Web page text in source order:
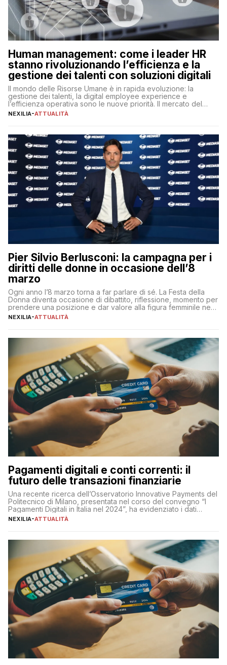
Human management: come i leader HR
stanno rivoluzionando l’efficienza e la
gestione dei talenti con soluzioni digitali
Il mondo delle Risorse Umane è in rapida evoluzione: la
gestione dei talenti, la digital employee experience e
l’efficienza operativa sono le nuove priorità. Il mercato del
lavoro, d’altra parte, è sempre più competitivo con una lotta
NEXILIA-ATTUALITÀ
Pier Silvio Berlusconi: la campagna per i
diritti delle donne in occasione dell’8
marzo
Ogni anno l’8 marzo torna a far parlare di sé. La Festa della
Donna diventa occasione di dibattito, riflessione, momento per
prendere una posizione e dar valore alla figura femminile nella
sua complessità e crucialità. A lanciare un messaggio “forte e
NEXILIA-ATTUALITÀ
Pagamenti digitali e conti correnti: il
futuro delle transazioni finanziarie
Una recente ricerca dell’Osservatorio Innovative Payments del
Politecnico di Milano, presentata nel corso del convegno “I
Pagamenti Digitali in Italia nel 2024”, ha evidenziato i dati
definitivi del primo semestre 2024 relativamente alle
NEXILIA-ATTUALITÀ